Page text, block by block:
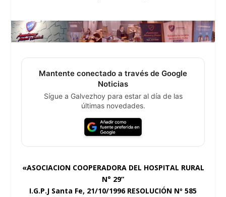
Mantente conectado a través de Google
Noticias
Sígue a Galvezhoy para estar al día de las
últimas novedades.
«ASOCIACION COOPERADORA DEL HOSPITAL RURAL
N° 29”
I.G.P.J Santa Fe, 21/10/1996 RESOLUCIÓN Nº 585